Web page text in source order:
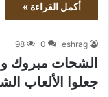
أكمل القراءة »
eshrag
0
98
الشحات مبروك
جعلوا الألعاب